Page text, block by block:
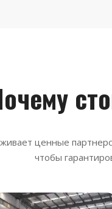
ценные
чтобы